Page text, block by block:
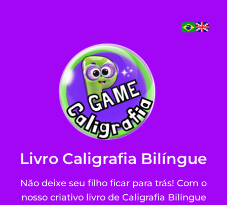
Livro Caligrafia Bilíngue
Não deixe seu filho ficar para trás! Com o
nosso criativo livro de Caligrafia Bilíngue